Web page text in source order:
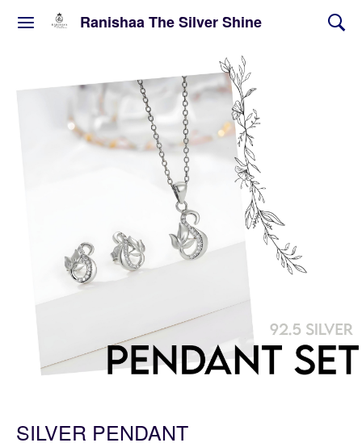
Ranishaa The Silver Shine
SILVER PENDANT